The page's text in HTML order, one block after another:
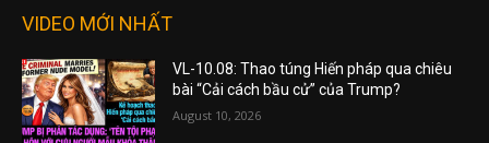
VIDEO MỚI NHẤT
VL-10.08: Thao túng Hiến pháp qua chiêu
bài “Cải cách bầu cử” của Trump?
August 10, 2026